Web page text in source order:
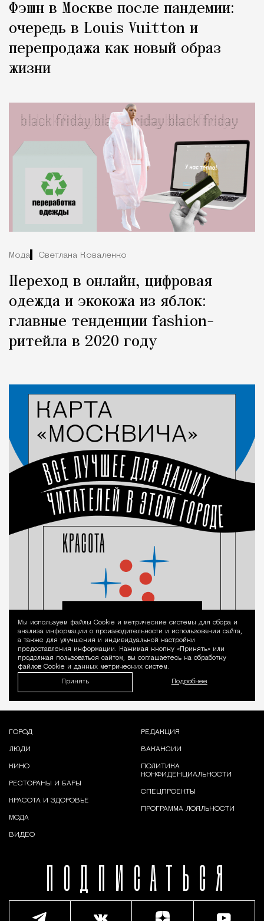
Фэшн в Москве после пандемии:
очередь в Louis Vuitton и
перепродажа как новый образ
жизни
Мода Светлана Коваленко
Переход в онлайн, цифровая
одежда и экокожа из яблок:
главные тенденции fashion-
ритейла в 2020 году
Уведомление
Мы используем файлы Сookie и метрические системы для сбора и
анализа информации о производительности и использовании сайта,
а также для улучшения и индивидуальной настройки
предоставления информации. Нажимая кнопку «Принять» или
продолжая пользоваться сайтом, вы соглашаетесь на обработку
файлов Cookie и данных метрических систем.
Принять Подробнее
ПОДПИСАТЬСЯ
ГОРОД
ЛЮДИ
КИНО
РЕСТОРАНЫ И БАРЫ
КРАСОТА И ЗДОРОВЬЕ
МОДА
ВИДЕО
РЕДАКЦИЯ
ВАКАНСИИ
ПОЛИТИКА
КОНФИДЕНЦИАЛЬНОСТИ
СПЕЦПРОЕКТЫ
ПРОГРАММА ЛОЯЛЬНОСТИ